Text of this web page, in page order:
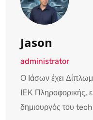
Jason
administrator
Ο Ιάσων έχει
ΙΕΚ Πληροφορικής,
δημιουργός του